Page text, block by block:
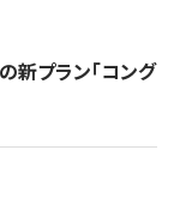
新プラン「コング